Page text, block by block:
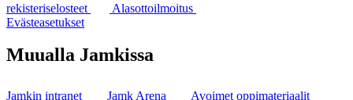
rekisteriselosteet
Alasottoilmoitus
Evästeasetukset
Muualla Jamkissa
Jamkin intranet Jamk Arena
Avoimet oppimateriaalit